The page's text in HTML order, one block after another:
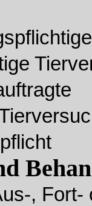
, Fort-